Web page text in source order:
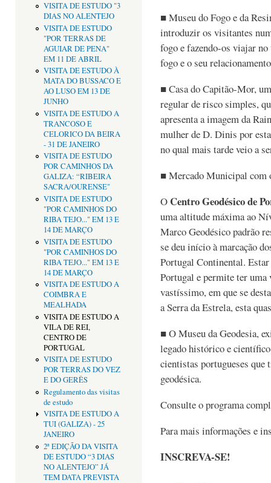
VISITA DE ESTUDO "3
DIAS NO ALENTEJO
VISITA DE ESTUDO
"POR TERRAS DE
AGUIAR DE PENA"
EM 11 DE ABRIL
VISITA DE ESTUDO À
MATA DO BUSSACO E
AO LUSO EM 13 DE
JUNHO
VISITA DE ESTUDO A
TRANCOSO E
CELORICO DA BEIRA
- 31 DE JANEIRO
VISITA DE ESTUDO
POR CAMINHOS DA
GALIZA: “RIBEIRA
SACRA/OURENSE"
VISITA DE ESTUDO
"POR CAMINHOS DO
RIBA TEJO..." EM 13 E
14 DE MARÇO
VISITA DE ESTUDO
"POR CAMINHOS DO
RIBA TEJO..." EM 13 E
14 DE MARÇO
VISITA DE ESTUDO A
COIMBRA E
MEALHADA
VISITA DE ESTUDO A
VILA DE REI,
CENTRO DE
PORTUGAL
VISITA DE ESTUDO
POR TERRAS DO VEZ
E DO GERÊS
Regulamento das visitas
de estudo
VISITA DE ESTUDO A
TUI (GALIZA) - 25
JANEIRO
2ª EDIÇÃO DA VISITA
DE ESTUDO “3 DIAS
NO ALENTEJO” JÁ
TEM DATA PREVISTA
■ Museu do Fogo e da
introduzir os visitantes
fogo e fazendo-os viajar no
fogo e o seu
■ Casa do Capitão-Mor,
regular de risco simples,
apresenta a imagem da
mulher de D. Dinis por
no qual mais tarde veio a
■ Mercado Municipal com
O Centro Geodésico de
uma altitude máxima ao
Marco Geodésico padrão
se deu início à marcação
Portugal Continental.
Portugal e permite ter uma
vastíssimo, em que se
a Serra da Estrela, esta
■ O Museu da Geodesia,
legado histórico e
cientistas portugueses que
geodésica.
Consulte o programa
Para mais informações e
INSCREVA-SE!